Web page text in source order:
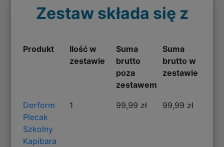
Zestaw składa się z
Produkt
Ilość w
zestawie
Suma
brutto
poza
zestawem
Suma
brutto w
zestawie
Derform
Plecak
Szkolny
Kapibara
1 99,99 zł 99,99 zł